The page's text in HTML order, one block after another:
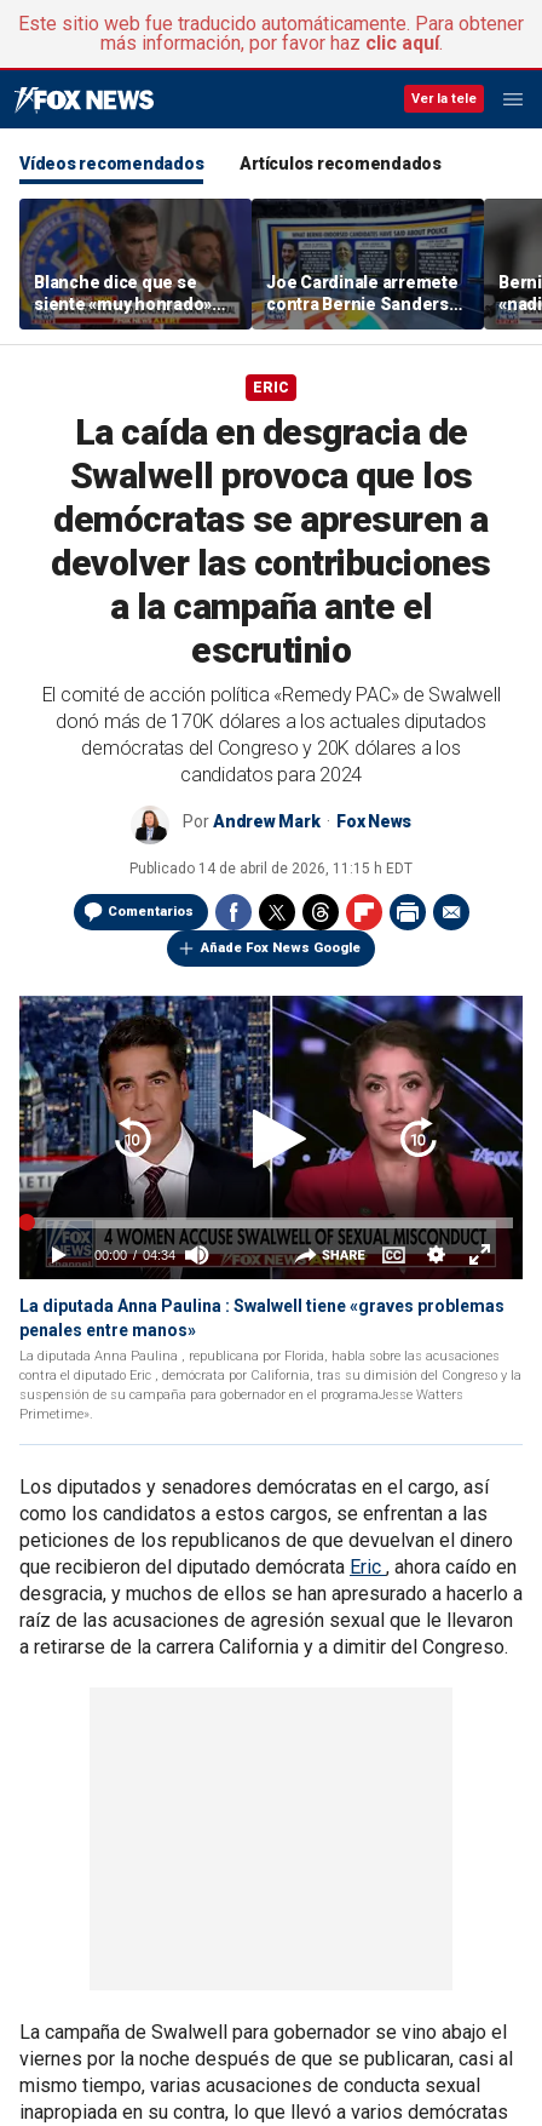
Este sitio web fue traducido automáticamente. Para obtener
más información, por favor haz clic aquí.
Ver la tele
Vídeos recomendados Artículos recomendados
Blanche dice que se
siente «muy honrado»
por Trump tras su
confirmación en el
Joe Cardinale arremete
contra Bernie Sanders
por sus comentarios
sobre «quitarle la
el
ERIC
La caída en desgracia de
Swalwell provoca que los
demócratas se apresuren a
devolver las contribuciones
a la campaña ante el
escrutinio
El comité de acción política «Remedy PAC» de Swalwell
donó más de 170K dólares a los actuales diputados
demócratas del Congreso y 20K dólares a los
candidatos para 2024
PorAndrew Mark Fox News
Publicado 14 de abril de 2026, 11:15 h EDT
Comentarios
Añade Fox News Google
La diputada Anna Paulina : Swalwell tiene «graves problemas
penales entre manos»
La diputada Anna Paulina , republicana por Florida, habla sobre las acusaciones
contra el diputado Eric , demócrata por California, tras su dimisión del Congreso y la
suspensión de su campaña para gobernador en el programaJesse Watters
Primetime».
Los diputados y senadores demócratas en el cargo, así
como los candidatos a estos cargos, se enfrentan a las
peticiones de los republicanos de que devuelvan el dinero
que recibieron del diputado demócrata Eric , ahora caído en
desgracia, y muchos de ellos se han apresurado a hacerlo a
raíz de las acusaciones de agresión sexual que le llevaron
a retirarse de la carrera California y a dimitir del Congreso.
La campaña de Swalwell para gobernador se vino abajo el
viernes por la noche después de que se publicaran, casi al
mismo tiempo, varias acusaciones de conducta sexual
inapropiada en su contra, lo que llevó a varios demócratas